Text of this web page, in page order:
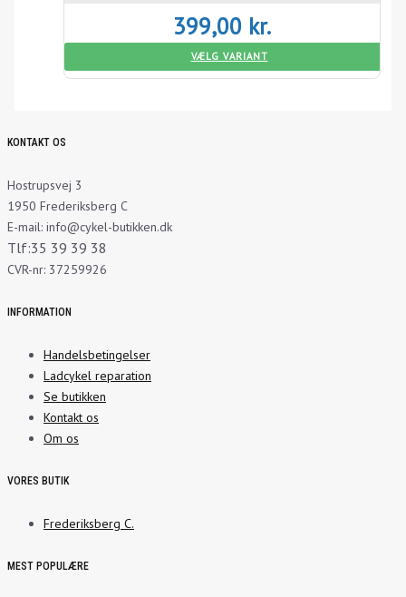
399,00 kr.
VÆLG VARIANT
KONTAKT OS
Hostrupsvej 3
1950 Frederiksberg C
E-mail: info@cykel-butikken.dk
Tlf:35 39 39 38
CVR-nr: 37259926
INFORMATION
Handelsbetingelser
Ladcykel reparation
Se butikken
Kontakt os
Om os
VORES BUTIK
Frederiksberg C.
MEST POPULÆRE